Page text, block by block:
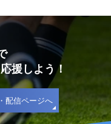
援しよう！
配信ページへ